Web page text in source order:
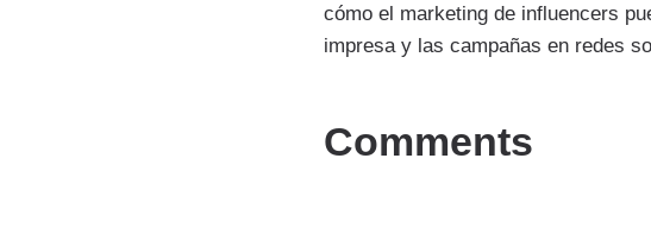
cómo el marketing de influencers
impresa y las campañas en redes
Comments